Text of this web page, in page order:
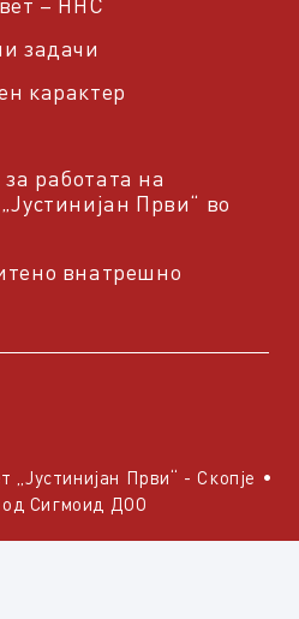
задачи
карактер
работата на
Први“ во
внатрешно
Први“ - Скопје •
Сигмоид ДОО